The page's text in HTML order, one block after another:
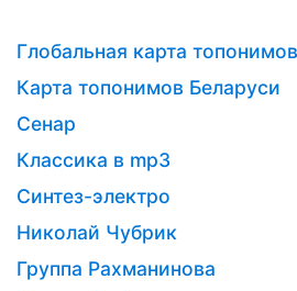
Глобальная карта топонимов
Карта топонимов Беларуси
Сенар
Классика в mp3
Синтез-электро
Николай Чубрик
Группа Рахманинова